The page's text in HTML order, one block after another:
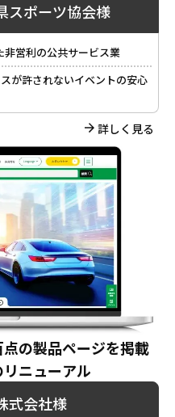
スポーツ協会様
非営利の公共サービス業
が許されないイベントの安心
詳しく見る
の製品ページを掲載
ニューアル
式会社様